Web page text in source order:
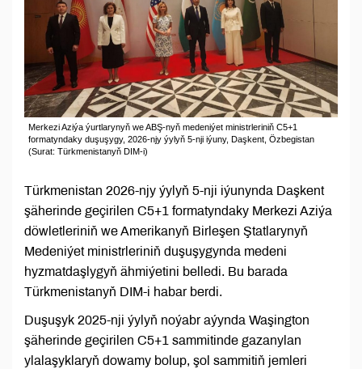
Merkezi Aziýa ýurtlarynyň we ABŞ-nyň medeniýet ministrleriniň C5+1
formatyndaky duşuşygy, 2026-njy ýylyň 5-nji iýuny, Daşkent, Özbegistan
(Surat: Türkmenistanyň DIM-i)
Türkmenistan 2026-njy ýylyň 5-nji iýunynda Daşkent
şäherinde geçirilen C5+1 formatyndaky Merkezi Aziýa
döwletleriniň we Amerikanyň Birleşen Ştatlarynyň
Medeniýet ministrleriniň duşuşygynda medeni
hyzmatdaşlygyň ähmiýetini belledi. Bu barada
Türkmenistanyň DIM-i habar berdi.
Duşuşyk 2025-nji ýylyň noýabr aýynda Waşington
şäherinde geçirilen C5+1 sammitinde gazanylan
ylalaşyklaryň dowamy bolup, şol sammitiň jemleri